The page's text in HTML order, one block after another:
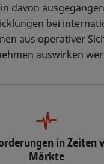
und hoffe, dass sie
Denkansätzen
der sich bietenden
inspirieren.
davon
bei
aus operativer
auswirken
in Zeiten
Märkte